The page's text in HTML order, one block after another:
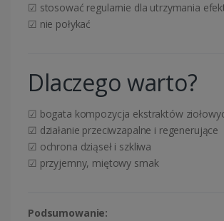
☑ stosować regularnie dla utrzymania
☑ nie połykać
Dlaczego warto?
☑ bogata kompozycja ekstraktów
☑ działanie przeciwzapalne i regenerujące
☑ ochrona dziąseł i szkliwa
☑ przyjemny, miętowy smak
Podsumowanie: